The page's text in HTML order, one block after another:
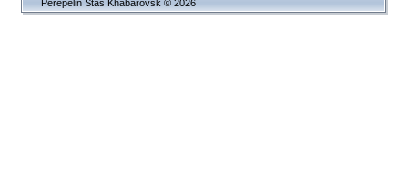
Perepelin Stas Khabarovsk © 2026